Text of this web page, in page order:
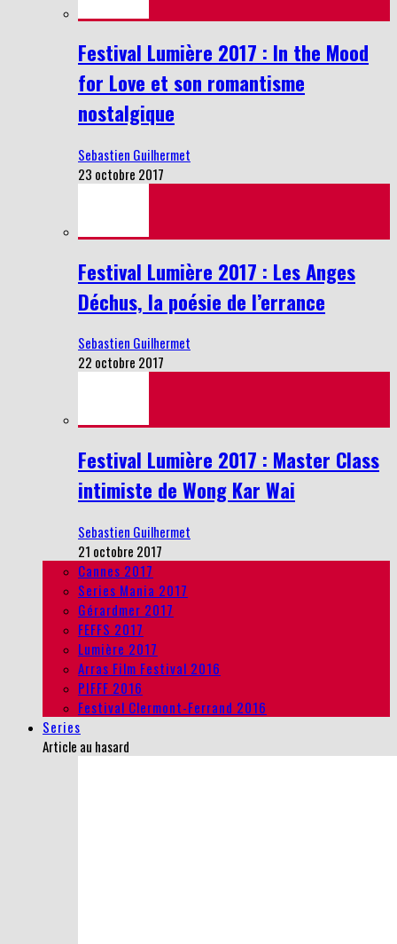
Festival Lumière 2017 : In the Mood
for Love et son romantisme
nostalgique
Sebastien Guilhermet
23 octobre 2017
Festival Lumière 2017 : Les Anges
Déchus, la poésie de l’errance
Sebastien Guilhermet
22 octobre 2017
Festival Lumière 2017 : Master Class
intimiste de Wong Kar Wai
Sebastien Guilhermet
21 octobre 2017
Cannes 2017
Series Mania 2017
Gérardmer 2017
FEFFS 2017
Lumière 2017
Arras Film Festival 2016
PIFFF 2016
Festival Clermont-Ferrand 2016
Series
Article au hasard